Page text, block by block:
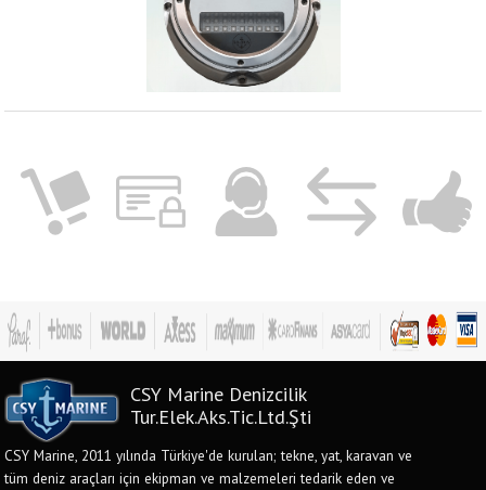
CSY Marine Denizcilik
Tur.Elek.Aks.Tic.Ltd.Şti
CSY Marine, 2011 yılında Türkiye'de kurulan; tekne, yat, karavan ve
tüm deniz araçları için ekipman ve malzemeleri tedarik eden ve